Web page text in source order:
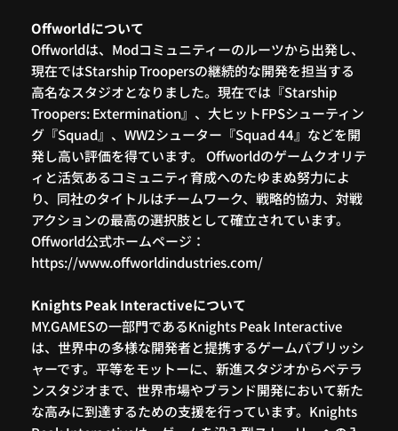
Offworldについて
Offworldは、Modコミュニティーのルーツから出発し、
現在ではStarship Troopersの継続的な開発を担当する
高名なスタジオとなりました。現在では『Starship
Troopers: Extermination』、大ヒットFPSシューティン
グ『Squad』、WW2シューター『Squad 44』などを開
発し高い評価を得ています。 Offworldのゲームクオリテ
ィと活気あるコミュニティ育成へのたゆまぬ努力によ
り、同社のタイトルはチームワーク、戦略的協力、対戦
アクションの最高の選択肢として確立されています。
Offworld公式ホームページ：
https://www.offworldindustries.com/
Knights Peak Interactiveについて
MY.GAMESの一部門であるKnights Peak Interactive
は、世界中の多様な開発者と提携するゲームパブリッシ
ャーです。平等をモットーに、新進スタジオからベテラ
ンスタジオまで、世界市場やブランド開発において新た
な高みに到達するための支援を行っています。Knights